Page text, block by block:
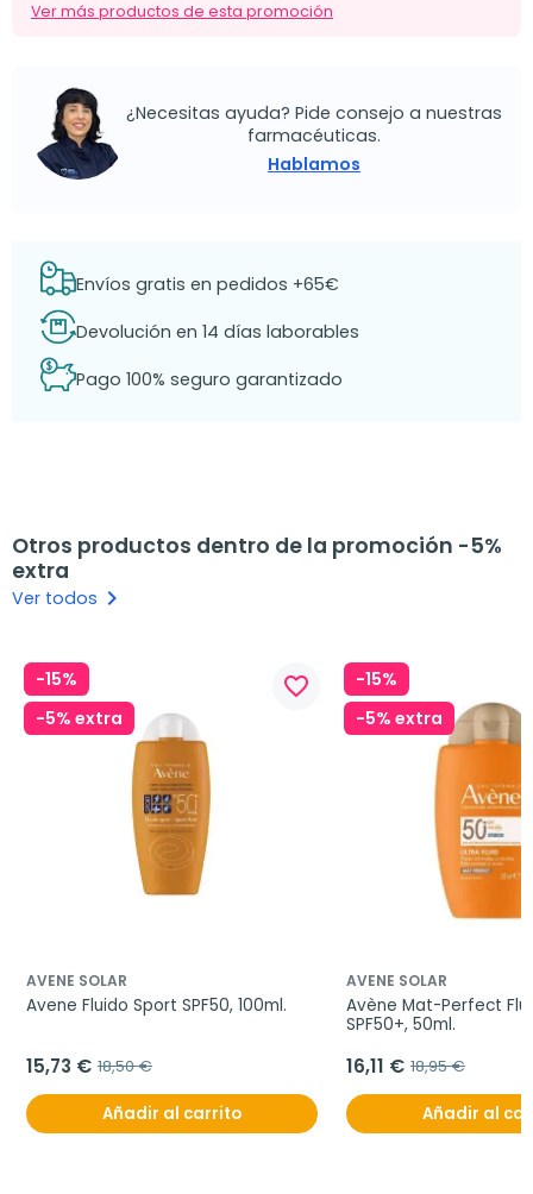
Ver más productos de esta promoción
¿Necesitas ayuda? Pide consejo a nuestras
farmacéuticas.
Hablamos
Envíos gratis en pedidos +65€
Devolución en 14 días laborables
Pago 100% seguro garantizado
Otros productos dentro de la promoción -5%
extra
Ver todos keyboard_arrow_right
-15%
-5% extra
favorite_border
AVENE SOLAR
Avene Fluido Sport SPF50, 100ml.
15,73 € 18,50 €
Añadir al carrito
-15%
-5% extra
AVENE SOLAR
Avène Mat-Perfect
SPF50+, 50ml.
16,11 € 18,95 €
Añadir al